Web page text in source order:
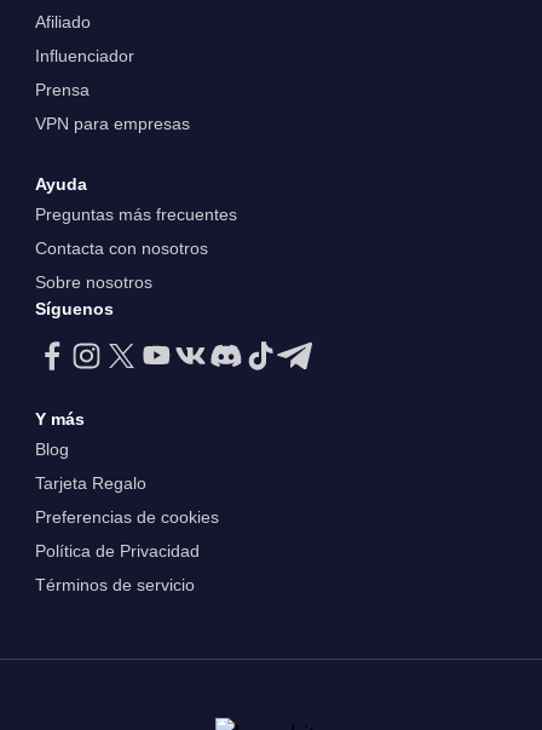
Afiliado
Influenciador
Prensa
VPN para empresas
Ayuda
Preguntas más frecuentes
Contacta con nosotros
Sobre nosotros
Síguenos
Y más
Blog
Tarjeta Regalo
Preferencias de cookies
Política de Privacidad
Términos de servicio